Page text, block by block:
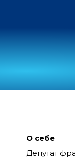
О себе
Депутат